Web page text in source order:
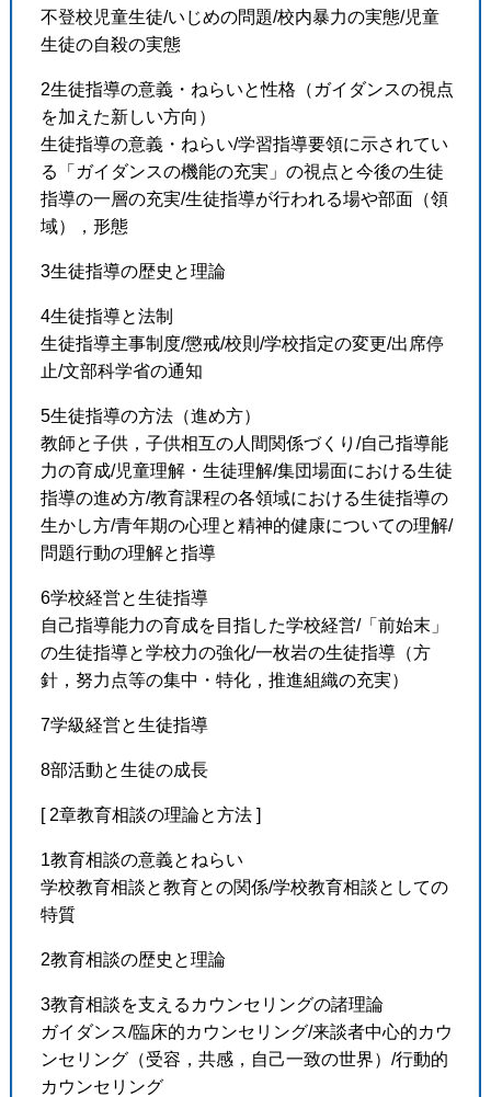
不登校児童生徒/いじめの問題/校内暴力の実態/児童
生徒の自殺の実態
2生徒指導の意義・ねらいと性格（ガイダンスの視点
を加えた新しい方向）
生徒指導の意義・ねらい/学習指導要領に示されてい
る「ガイダンスの機能の充実」の視点と今後の生徒
指導の一層の充実/生徒指導が行われる場や部面（領
域），形態
3生徒指導の歴史と理論
4生徒指導と法制
生徒指導主事制度/懲戒/校則/学校指定の変更/出席停
止/文部科学省の通知
5生徒指導の方法（進め方）
教師と子供，子供相互の人間関係づくり/自己指導能
力の育成/児童理解・生徒理解/集団場面における生徒
指導の進め方/教育課程の各領域における生徒指導の
生かし方/青年期の心理と精神的健康についての理解/
問題行動の理解と指導
6学校経営と生徒指導
自己指導能力の育成を目指した学校経営/「前始末」
の生徒指導と学校力の強化/一枚岩の生徒指導（方
針，努力点等の集中・特化，推進組織の充実）
7学級経営と生徒指導
8部活動と生徒の成長
[ 2章教育相談の理論と方法 ]
1教育相談の意義とねらい
学校教育相談と教育との関係/学校教育相談としての
特質
2教育相談の歴史と理論
3教育相談を支えるカウンセリングの諸理論
ガイダンス/臨床的カウンセリング/来談者中心的カウ
ンセリング（受容，共感，自己一致の世界）/行動的
カウンセリング